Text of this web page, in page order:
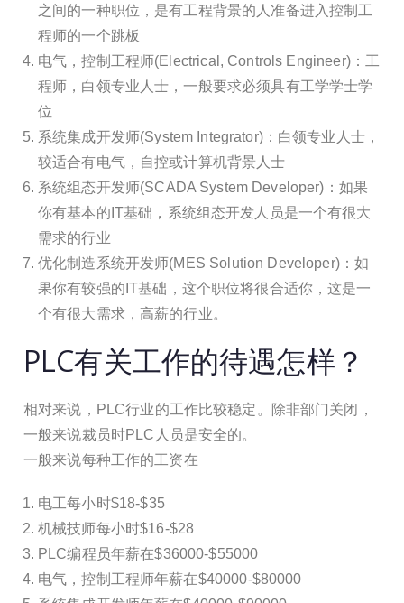
之间的一种职位，是有工程背景的人准备进入控制工
程师的一个跳板
电气，控制工程师(Electrical, Controls Engineer)：工
程师，白领专业人士，一般要求必须具有工学学士学
位
系统集成开发师(System Integrator)：白领专业人士，
较适合有电气，自控或计算机背景人士
系统组态开发师(SCADA System Developer)：如果
你有基本的IT基础，系统组态开发人员是一个有很大
需求的行业
优化制造系统开发师(MES Solution Developer)：如
果你有较强的IT基础，这个职位将很合适你，这是一
个有很大需求，高薪的行业。
PLC有关工作的待遇怎样？
相对来说，PLC行业的工作比较稳定。除非部门关闭，
一般来说裁员时PLC人员是安全的。
一般来说每种工作的工资在
电工每小时$18-$35
机械技师每小时$16-$28
PLC编程员年薪在$36000-$55000
电气，控制工程师年薪在$40000-$80000